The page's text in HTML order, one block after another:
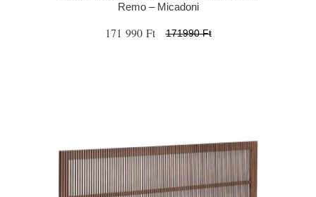
Remo – Micadoni
171 990 Ft 171990 Ft